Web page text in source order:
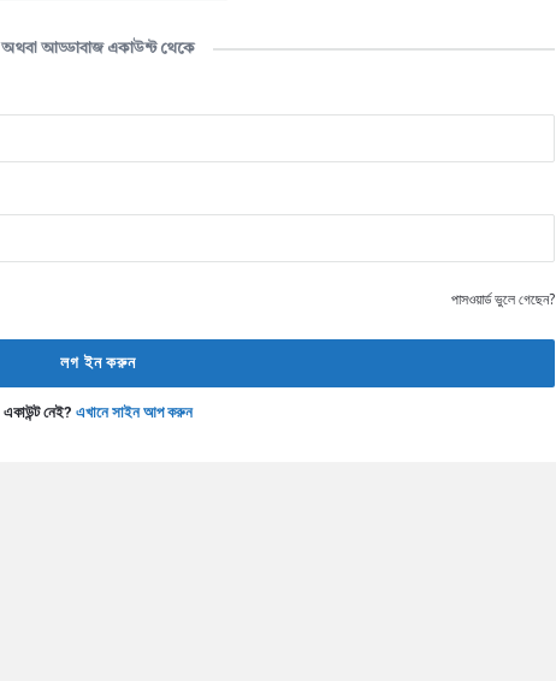
অথবা আড্ডাবাজ একাউন্ট থেকে
পাসওয়ার্ড ভুলে গেছেন?
একাউন্ট নেই? এখানে সাইন আপ করুন